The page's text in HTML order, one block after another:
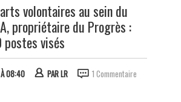
volontaires au sein du
propriétaire du Progrès :
visés
08:40 PARLR 1 Commentaire